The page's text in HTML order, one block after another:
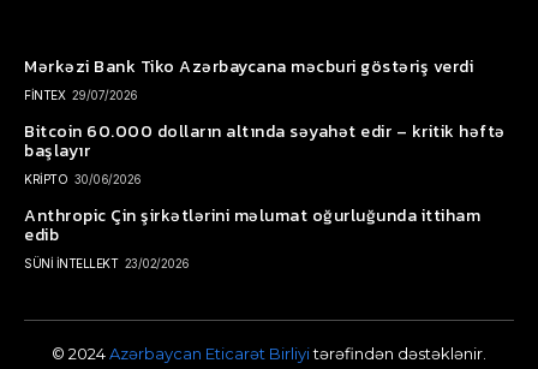
Mərkəzi Bank Tiko Azərbaycana məcburi göstəriş verdi
FİNTEX 29/07/2026
Bitcoin 60.000 dolların altında səyahət edir – kritik həftə
başlayır
KRİPTO 30/06/2026
Anthropic Çin şirkətlərini məlumat oğurluğunda ittiham
edib
SÜNİ İNTELLEKT 23/02/2026
© 2024Azərbaycan Eticarət Birliyitərəfindən dəstəklənir.